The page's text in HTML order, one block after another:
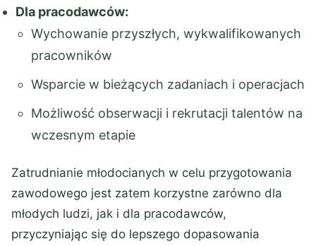
Dla pracodawców:
Wychowanie przyszłych, wykwalifikowanych
pracowników
Wsparcie w bieżących zadaniach i operacjach
Możliwość obserwacji i rekrutacji talentów na
wczesnym etapie
Zatrudnianie młodocianych w celu przygotowania
zawodowego jest zatem korzystne zarówno dla
młodych ludzi, jak i dla pracodawców,
przyczyniając się do lepszego dopasowania